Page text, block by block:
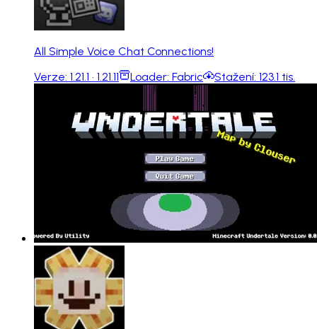
All Simple Voice Chat Connections!
Verze: 1.21.1 · 1.21.11 Loader: Fabric Stažení: 123.1 tis.